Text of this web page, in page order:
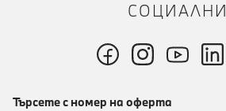
СОЦИАЛНИ
Търсете с номер на оферта